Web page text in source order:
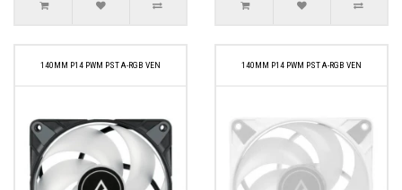
140MM P14 PWM PST A-RGB VEN 140MM P14 PWM PST A-RGB VEN